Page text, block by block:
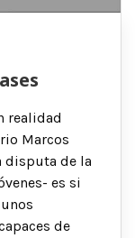
realidad
Marcos
disputa de la
es si
de